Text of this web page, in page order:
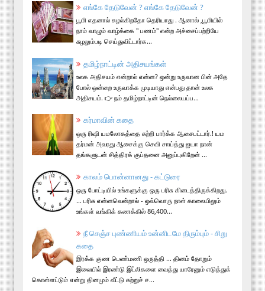
எங்கே தேடுவேன் ? எங்கே தேடுவேன் ?
பூமி எதனால் சுழல்கிறதோ தெரியாது . ஆனால் ,பூமியில்
நாம் வாழும் வாழ்க்கை " பணம்" என்ற அச்சைப்பற்றியே
சுழலும்படி செய்துவிட்டார்க...
தமிழ்நாட்டின் அதிசயங்கள்
உலக அதிசயம் என்றால் என்ன? ஒன்று உருவான பின் அதே
போல் ஒன்றை உருவாக்க முடியாது என்பது தான் உலக
அதிசயம். 👉 நம் தமிழ்நாட்டின் நெல்லையப்ப...
கர்மாவின் கதை
ஒரு ரிஷி யமலோகத்தை சுற்றி பார்க்க ஆசைபட்டார்.! யம
தர்மன் அவரது ஆசைக்கு செவி சாய்த்து ஐயா நான்
தங்களுடன் சித்திரக் குப்தனை அனுப்புகிறேன் ...
காலம் பொன்னானது - கட்டுரை
ஒரு போட்டியில் உங்களுக்கு ஒரு பரிசு கிடைத்திருக்கிறது.
... பரிசு என்னவென்றால் - ஒவ்வொரு நாள் காலையிலும்
உங்கள் வங்கிக் கணக்கில் 86,400...
நீ செஞ்ச புண்ணியம் உன்னிடமே திரும்பும் - சிறு
கதை
இரக்க குண பெண்மணி ஒருத்தி ... தினம் தோறும்
இலையில் இரண்டு இட்லிகளை வைத்து யாரேனும் எடுத்துக்
கொள்ளட்டும் என்று தினமும் வீட்டு சுற்றுச் ச...